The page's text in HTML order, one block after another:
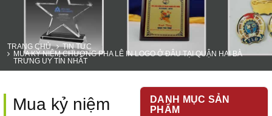
TRANG CHỦ
TIN TỨC
MUA KỶ NIỆM CHƯƠNG PHA LÊ IN LOGO Ở ĐÂU TẠI QUẬN HAI BÀ
TRƯNG UY TÍN NHẤT
Mua kỷ niệm
DANH MỤC SẢN
PHẨM